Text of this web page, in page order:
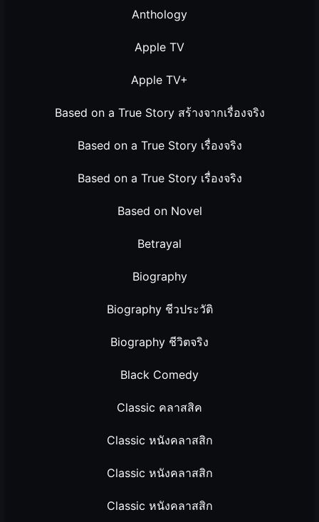
Anthology
Apple TV
Apple TV+
Based on a True Story สร้างจากเรื่องจริง
Based on a True Story เรื่องจริง
Based on a True Story เรื่องจริง
Based on Novel
Betrayal
Biography
Biography ชีวประวัติ
Biography ชีวิตจริง
Black Comedy
Classic คลาสสิค
Classic หนังคลาสสิก
Classic หนังคลาสสิก
Classic หนังคลาสสิก